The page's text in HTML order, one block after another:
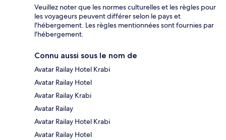
Veuillez noter que les normes culturelles et les règles pour
les voyageurs peuvent différer selon le pays et
l'hébergement. Les règles mentionnées sont fournies par
l'hébergement.
Connu aussi sous le nom de
Avatar Railay Hotel Krabi
Avatar Railay Hotel
Avatar Railay Krabi
Avatar Railay
Avatar Railay Hotel Krabi
Avatar Railay Hotel